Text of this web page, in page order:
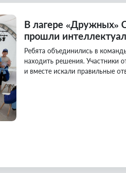
В лагере «Дружных»
прошли
Ребята объединились в
находить решения. Участники
и вместе искали правильные